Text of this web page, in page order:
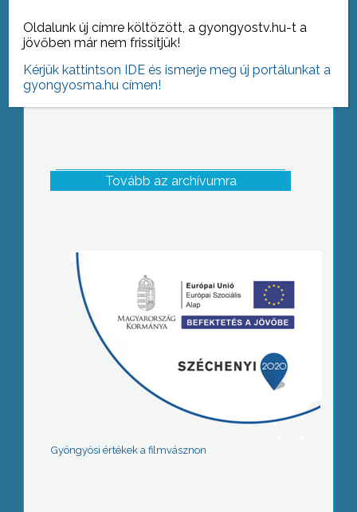
Tovább az archívumra
Gyöngyösi értékek a filmvásznon
Oldalunk új címre költözött, a gyongyostv.hu-t a
jövőben már nem frissítjük!
Kérjük kattintson IDE és ismerje meg új portálunkat a
gyongyosma.hu címen!